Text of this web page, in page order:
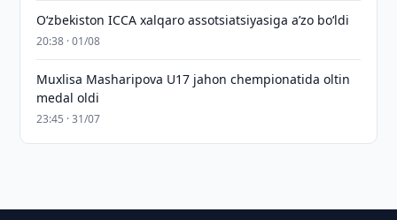
O‘zbekiston ICCA xalqaro assotsiatsiyasiga aʼzo bo‘ldi
20:38 · 01/08
Muxlisa Masharipova U17 jahon chempionatida oltin
medal oldi
23:45 · 31/07